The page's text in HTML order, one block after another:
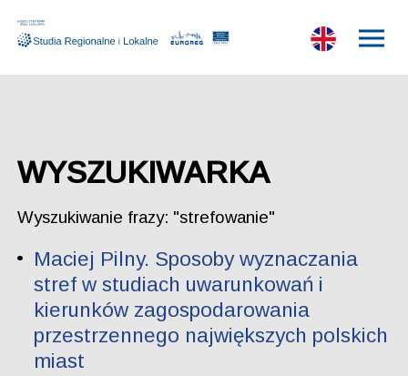
WYSZUKIWARKA
Wyszukiwanie frazy: "strefowanie"
Maciej Pilny. Sposoby wyznaczania
stref w studiach uwarunkowań i
kierunków zagospodarowania
przestrzennego największych polskich
miast